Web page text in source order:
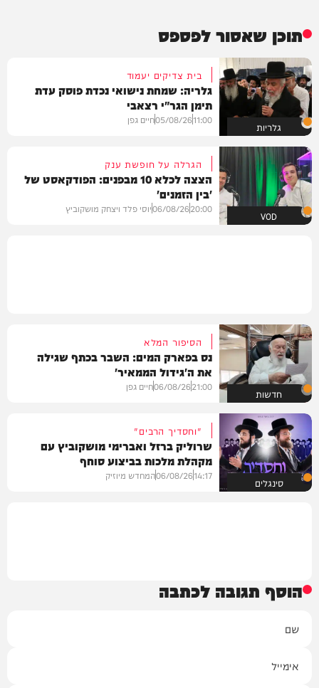
תוכן שאסור לפספס
גלריות
בית צדיקים יעמוד
גלריה: שמחת נישואי נכדת פוסק עדת
תימן הגר"י רצאבי
11:00
05/08/26חיים גפן
VOD
הגרלה על חופשת ענק
הצצה לכלא 10 מבפנים: הפודקאסט של
'בין הזמנים'
20:00
06/08/26יוסי פלד ויצחק מושקוביץ
חדשות
הסיפור המלא
נס בפארק המים: השבר בכתף שגילה
את ה'גידול הממאיר'
21:00
06/08/26חיים גפן
סינגלים
"וחסדיך הרבים"
שרוליק ברזל ואברימי מושקוביץ עם
מקהלת מלכות בביצוע סוחף
14:17
06/08/26המחדש מיוזיק
הוסף תגובה לכתבה